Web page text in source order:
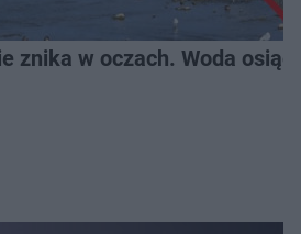
znika w oczach. Woda